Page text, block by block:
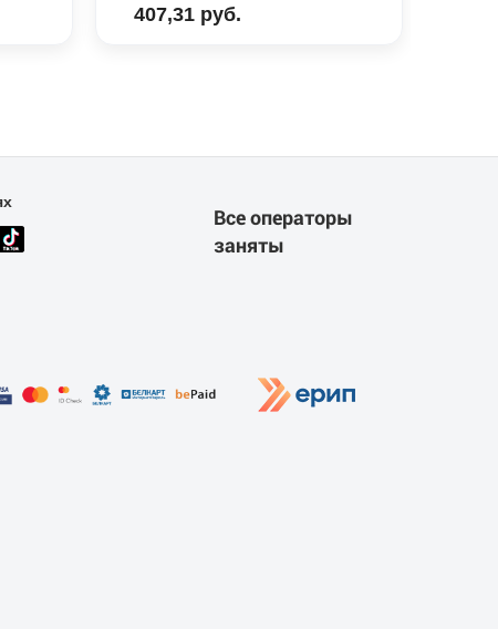
407,31 руб.
Все операторы
заняты